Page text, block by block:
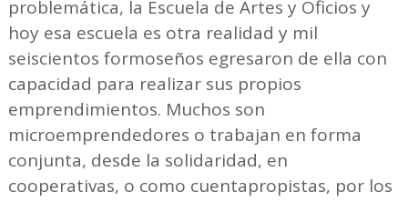
problemática, la Escuela de Artes y Oficios y
hoy esa escuela es otra realidad y mil
seiscientos formoseños egresaron de ella con
capacidad para realizar sus propios
emprendimientos. Muchos son
microemprendedores o trabajan en forma
conjunta, desde la solidaridad, en
cooperativas, o como cuentapropistas, por los